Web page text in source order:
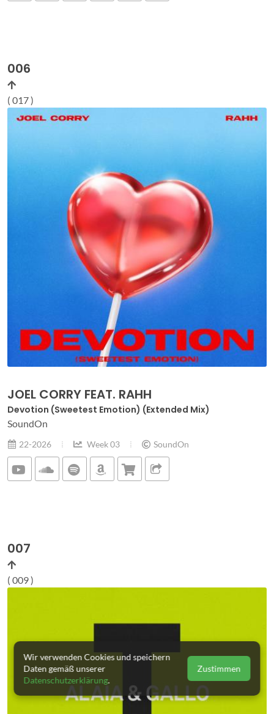
006
( 017 )
JOEL CORRY FEAT. RAHH
Devotion (Sweetest Emotion) (Extended Mix)
SoundOn
22-2026 Week 03 SoundOn
007
( 009 )
Wir verwenden Cookies und speichern
Daten gemäß unserer
Datenschutzerklärung.
Zustimmen